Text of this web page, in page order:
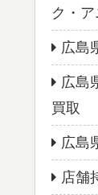
ク・ア
広島
広島
買取
広島
店舗